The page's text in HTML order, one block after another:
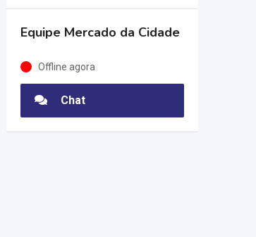
Equipe Mercado da Cidade
Offline agora
Chat